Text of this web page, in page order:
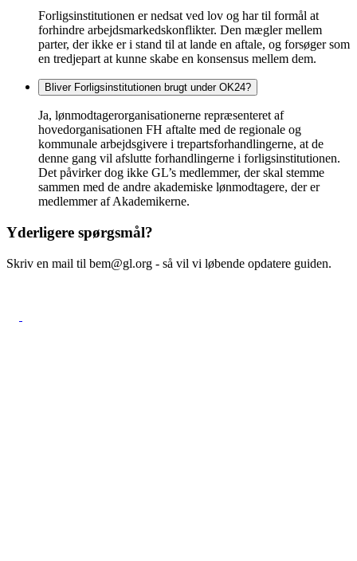
Forligsinstitutionen er nedsat ved lov og har til formål at
forhindre arbejdsmarkedskonflikter. Den mægler mellem
parter, der ikke er i stand til at lande en aftale, og forsøger som
en tredjepart at kunne skabe en konsensus mellem dem.
Bliver Forligsinstitutionen brugt under OK24?
Ja, lønmodtagerorganisationerne repræsenteret af
hovedorganisationen FH aftalte med de regionale og
kommunale arbejdsgivere i trepartsforhandlingerne, at de
denne gang vil afslutte forhandlingerne i forligsinstitutionen.
Det påvirker dog ikke GL’s medlemmer, der skal stemme
sammen med de andre akademiske lønmodtagere, der er
medlemmer af Akademikerne.
Yderligere spørgsmål?
Skriv en mail til bem@gl.org - så vil vi løbende opdatere guiden.